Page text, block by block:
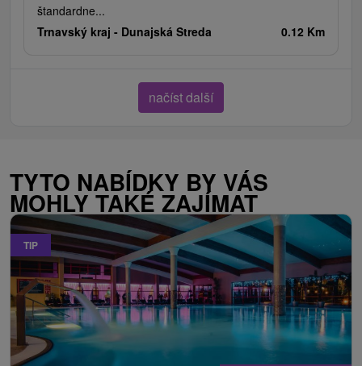
štandardne...
Trnavský kraj - Dunajská Streda 0.12 Km
načíst další
TYTO NABÍDKY BY VÁS
MOHLY TAKÉ ZAJÍMAT
TIP